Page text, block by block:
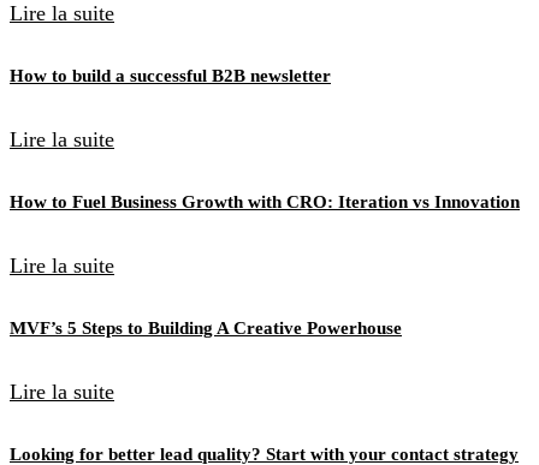
Lire la suite
How to build a successful B2B newsletter
Lire la suite
How to Fuel Business Growth with CRO: Iteration vs Innovation
Lire la suite
MVF’s 5 Steps to Building A Creative Powerhouse
Lire la suite
Looking for better lead quality? Start with your contact strategy